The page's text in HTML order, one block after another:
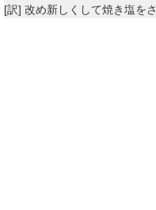
[訳] 改め新しくして焼き塩を